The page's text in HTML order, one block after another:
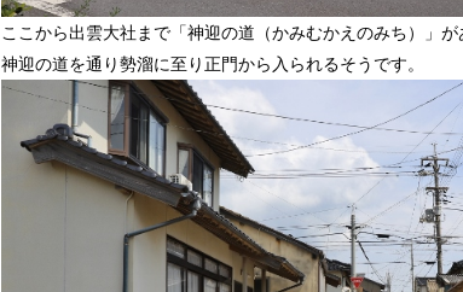
ここから出雲大社まで「神迎の道（かみむかえのみち）」
神迎の道を通り勢溜に至り正門から入られるそうです。